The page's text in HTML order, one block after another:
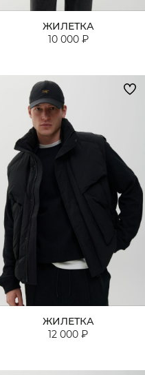
ЖИЛЕТКА
10 000 ₽
ЖИЛЕТКА
12 000 ₽